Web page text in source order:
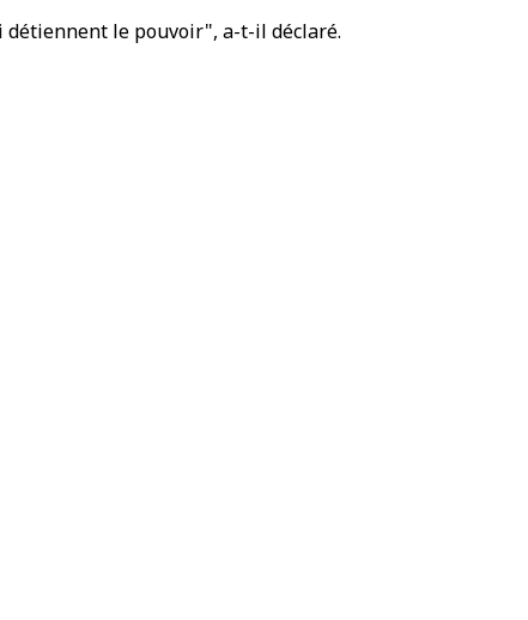
le pouvoir", a-t-il déclaré.